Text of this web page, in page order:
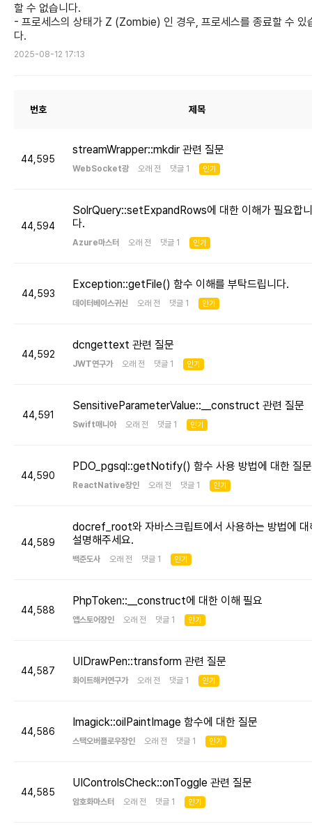
할 수 없습니다.
- 프로세스의 상태가 Z (Zombie) 인 경우, 프로세스를 종료할 수 있
다.
2025-08-12 17:13
번호 제목
44,595
streamWrapper::mkdir 관련 질문
WebSocket광 오래 전 댓글 1 인기
44,594
SolrQuery::setExpandRows에 대한 이해가 필요합니
다.
Azure마스터 오래 전 댓글 1 인기
44,593
Exception::getFile() 함수 이해를 부탁드립니다.
데이터베이스귀신 오래 전 댓글 1 인기
44,592
dcngettext 관련 질문
JWT연구가 오래 전 댓글 1 인기
44,591
SensitiveParameterValue::__construct 관련 질문
Swift매니아 오래 전 댓글 1 인기
44,590
PDO_pgsql::getNotify() 함수 사용 방법에 대한 질문
ReactNative장인 오래 전 댓글 1 인기
44,589
docref_root와 자바스크립트에서 사용하는 방법에 대
설명해주세요.
백준도사 오래 전 댓글 1 인기
44,588
PhpToken::__construct에 대한 이해 필요
앱스토어장인 오래 전 댓글 1 인기
44,587
UIDrawPen::transform 관련 질문
화이트해커연구가 오래 전 댓글 1 인기
44,586
Imagick::oilPaintImage 함수에 대한 질문
스택오버플로우장인 오래 전 댓글 1 인기
44,585
UIControlsCheck::onToggle 관련 질문
암호화마스터 오래 전 댓글 1 인기